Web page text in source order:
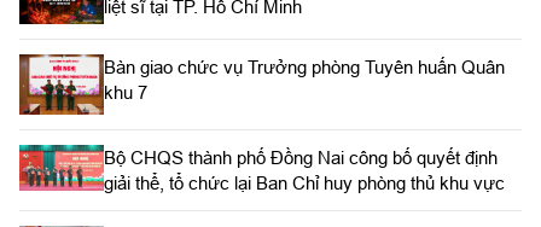
liệt sĩ tại TP. Hồ Chí Minh
Bàn giao chức vụ Trưởng phòng Tuyên huấn Quân
khu 7
Bộ CHQS thành phố Đồng Nai công bố quyết định
giải thể, tổ chức lại Ban Chỉ huy phòng thủ khu vực